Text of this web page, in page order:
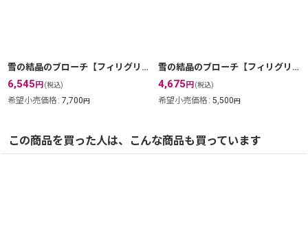
雪の結晶のブローチ【フィリグリー・銀線細工】(ヴェルメイユ・24Kピュアゴールド)
6,545 円 (税込)
希望小売価格 : 7,700円
雪の結晶のブローチ【フィリグリー・銀線細工】(シルバー/silver925)
4,675 円 (税込)
希望小売価格 : 5,500円
この商品を買った人は、こんな商品も買っています